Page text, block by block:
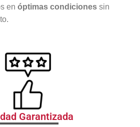
en óptimas condiciones sin
Garantizada